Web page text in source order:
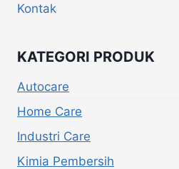
Kontak
KATEGORI PRODUK
Autocare
Home Care
Industri Care
Kimia Pembersih